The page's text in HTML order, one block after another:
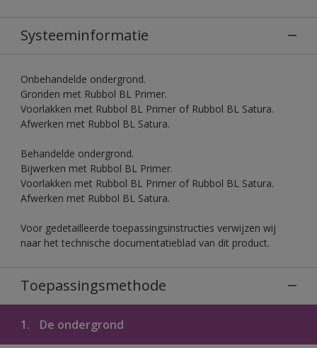
Systeeminformatie
Onbehandelde ondergrond.
Gronden met Rubbol BL Primer.
Voorlakken met Rubbol BL Primer of Rubbol BL Satura.
Afwerken met Rubbol BL Satura.
Behandelde ondergrond.
Bijwerken met Rubbol BL Primer.
Voorlakken met Rubbol BL Primer of Rubbol BL Satura.
Afwerken met Rubbol BL Satura.
Voor gedetailleerde toepassingsinstructies verwijzen wij
naar het technische documentatieblad van dit product.
Toepassingsmethode
1. De ondergrond